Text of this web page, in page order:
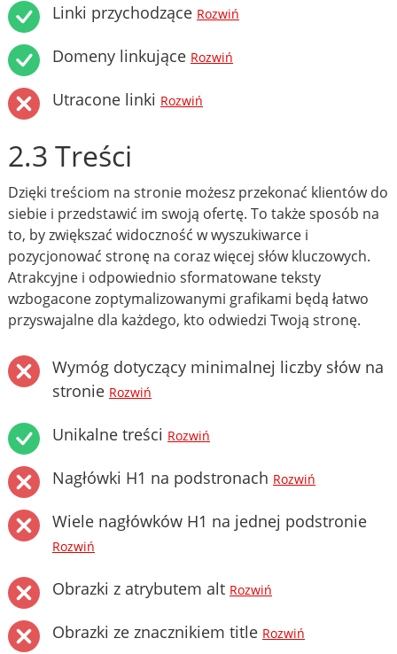
Linki przychodzące Rozwiń
Domeny linkujące Rozwiń
Utracone linki Rozwiń
2.3 Treści
Dzięki treściom na stronie możesz przekonać klientów do
siebie i przedstawić im swoją ofertę. To także sposób na
to, by zwiększać widoczność w wyszukiwarce i
pozycjonować stronę na coraz więcej słów kluczowych.
Atrakcyjne i odpowiednio sformatowane teksty
wzbogacone zoptymalizowanymi grafikami będą łatwo
przyswajalne dla każdego, kto odwiedzi Twoją stronę.
Wymóg dotyczący minimalnej liczby słów na
stronie Rozwiń
Unikalne treści Rozwiń
Nagłówki H1 na podstronach Rozwiń
Wiele nagłówków H1 na jednej podstronie
Rozwiń
Obrazki z atrybutem alt Rozwiń
Obrazki ze znacznikiem title Rozwiń